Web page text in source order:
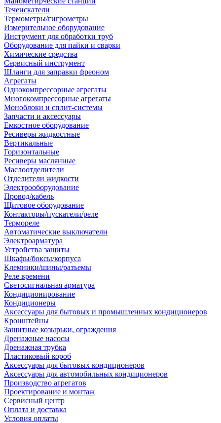
Течеискатели
Термометры/гигрометры
Измерительное оборудование
Инструмент для обработки труб
Оборудование для пайки и сварки
Химические средства
Сервисный инструмент
Шланги для заправки фреоном
Агрегаты
Однокомпрессорные агрегаты
Многокомпрессорные агрегаты
Моноблоки и сплит-системы
Запчасти и аксессуары
Емкостное оборудование
Ресиверы жидкостные
Вертикальные
Горизонтальные
Ресиверы маслянные
Маслоотделители
Отделители жидкости
Электрооборудование
Провод/кабель
Щитовое оборудование
Контакторы/пускатели/реле
Термореле
Автоматические выключатели
Электроарматура
Устройства защиты
Шкафы/боксы/корпуса
Клемники/шины/разъемы
Реле времени
Светосигнальная арматура
Кондиционирование
Кондиционеры
Аксессуары для бытовых и промышленных кондиционеров
Кронштейны
Защитные козырьки, ограждения
Дренажные насосы
Дренажная трубка
Пластиковый короб
Аксессуары для бытовых кондиционеров
Аксессуары для автомобильных кондиционеров
Производство агрегатов
Проектирование и монтаж
Сервисный центр
Оплата и доставка
Условия оплаты